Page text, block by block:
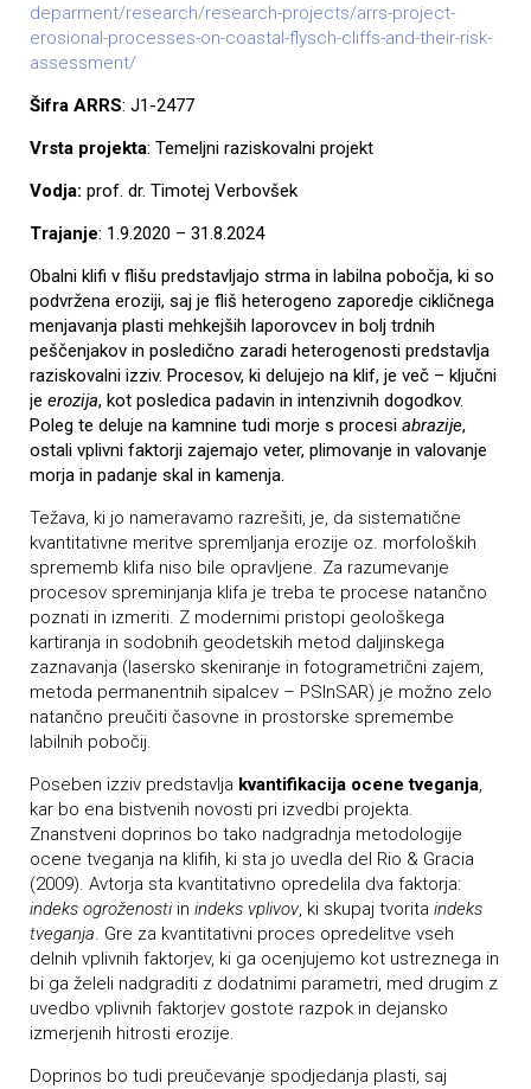
deparment/research/research-projects/arrs-project-
erosional-processes-on-coastal-flysch-cliffs-and-their-risk-
assessment/
Šifra ARRS: J1-2477
Vrsta projekta: Temeljni raziskovalni projekt
Vodja: prof. dr. Timotej Verbovšek
Trajanje: 1.9.2020 – 31.8.2024
Obalni klifi v flišu predstavljajo strma in labilna pobočja, ki so
podvržena eroziji, saj je fliš heterogeno zaporedje cikličnega
menjavanja plasti mehkejših laporovcev in bolj trdnih
peščenjakov in posledično zaradi heterogenosti predstavlja
raziskovalni izziv. Procesov, ki delujejo na klif, je več – ključni
je erozija, kot posledica padavin in intenzivnih dogodkov.
Poleg te deluje na kamnine tudi morje s procesi abrazije,
ostali vplivni faktorji zajemajo veter, plimovanje in valovanje
morja in padanje skal in kamenja.
Težava, ki jo nameravamo razrešiti, je, da sistematične
kvantitativne meritve spremljanja erozije oz. morfoloških
sprememb klifa niso bile opravljene. Za razumevanje
procesov spreminjanja klifa je treba te procese natančno
poznati in izmeriti. Z modernimi pristopi geološkega
kartiranja in sodobnih geodetskih metod daljinskega
zaznavanja (lasersko skeniranje in fotogrametrični zajem,
metoda permanentnih sipalcev – PSInSAR) je možno zelo
natančno preučiti časovne in prostorske spremembe
labilnih pobočij.
Poseben izziv predstavlja kvantifikacija ocene tveganja,
kar bo ena bistvenih novosti pri izvedbi projekta.
Znanstveni doprinos bo tako nadgradnja metodologije
ocene tveganja na klifih, ki sta jo uvedla del Rio & Gracia
(2009). Avtorja sta kvantitativno opredelila dva faktorja:
indeks ogroženosti in indeks vplivov, ki skupaj tvorita indeks
tveganja. Gre za kvantitativni proces opredelitve vseh
delnih vplivnih faktorjev, ki ga ocenjujemo kot ustreznega in
bi ga želeli nadgraditi z dodatnimi parametri, med drugim z
uvedbo vplivnih faktorjev gostote razpok in dejansko
izmerjenih hitrosti erozije.
Doprinos bo tudi preučevanje spodjedanja plasti, saj